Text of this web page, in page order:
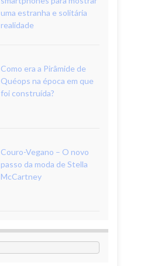
uma estranha e solitária
realidade
Como era a Pirâmide de
Quéops na época em que
foi construída?
Couro-Vegano – O novo
passo da moda de Stella
McCartney